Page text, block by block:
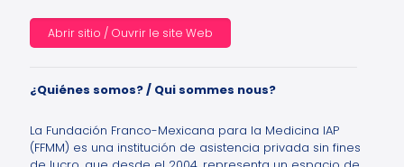
Abrir sitio / Ouvrir le site Web
¿Quiénes somos? / Qui sommes nous?
La Fundación Franco-Mexicana para la Medicina IAP
(FFMM) es una institución de asistencia privada sin fines